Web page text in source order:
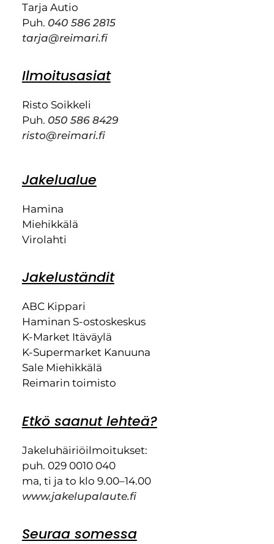
Tarja Autio
Puh. 040 586 2815
tarja@reimari.fi
Ilmoitusasiat
Risto Soikkeli
Puh. 050 586 8429
risto@reimari.fi
Jakelualue
Hamina
Miehikkälä
Virolahti
Jakeluständit
ABC Kippari
Haminan S-ostoskeskus
K-Market Itäväylä
K-Supermarket Kanuuna
Sale Miehikkälä
Reimarin toimisto
Etkö saanut lehteä?
Jakeluhäiriöilmoitukset:
puh. 029 0010 040
ma, ti ja to klo 9.00–14.00
www.jakelupalaute.fi
Seuraa somessa